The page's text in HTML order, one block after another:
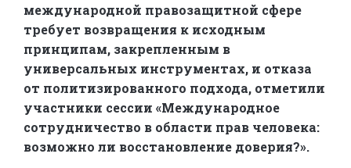
международной правозащитной сфере
требует возвращения к исходным
принципам, закрепленным в
универсальных инструментах, и отказа
от политизированного подхода, отметили
участники сессии «Международное
сотрудничество в области прав человека:
возможно ли восстановление доверия?».